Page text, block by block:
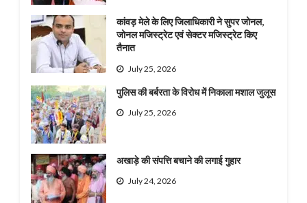
कांवड़ मेले के लिए जिलाधिकारी ने सुपर जोनल,
जोनल मजिस्ट्रेट एवं सेक्टर मजिस्ट्रेट किए
तैनात
July 25, 2026
पुलिस की बर्बरता के विरोध में निकाला मशाल जुलूस
July 25, 2026
अखाड़े की संपत्ति बचाने की लगाई गुहार
July 24, 2026